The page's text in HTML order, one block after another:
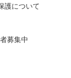
護について
募集中